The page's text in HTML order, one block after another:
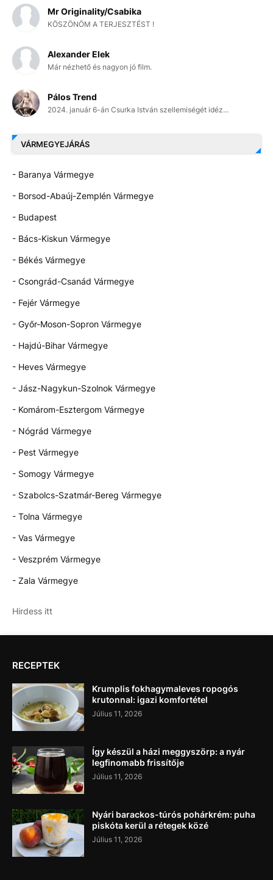
Mr Originality/Csabika
KÖSZÖNÖM A TERJESZTÉST !
Alexander Elek
Már nézhető és nagyon jó film.
Pálos Trend
2024. január 6-án Csurka István szellemiségét idéz...
VÁRMEGYEJÁRÁS
- Baranya Vármegye
- Borsod-Abaúj-Zemplén Vármegye
- Budapest
- Bács-Kiskun Vármegye
- Békés Vármegye
- Csongrád-Csanád Vármegye
- Fejér Vármegye
- Győr-Moson-Sopron Vármegye
- Hajdú-Bihar Vármegye
- Heves Vármegye
- Jász-Nagykun-Szolnok Vármegye
- Komárom-Esztergom Vármegye
- Nógrád Vármegye
- Pest Vármegye
- Somogy Vármegye
- Szabolcs-Szatmár-Bereg Vármegye
- Tolna Vármegye
- Vas Vármegye
- Veszprém Vármegye
- Zala Vármegye
Hirdess itt
RECEPTEK
Krumplis fokhagymaleves ropogós
krutonnal: igazi komfortétel
Július 11, 2026
Így készül a házi meggyszörp: a nyár
legfinomabb frissítője
Július 11, 2026
Nyári barackos-túrós pohárkrém: puha
piskóta kerül a rétegek közé
Július 11, 2026